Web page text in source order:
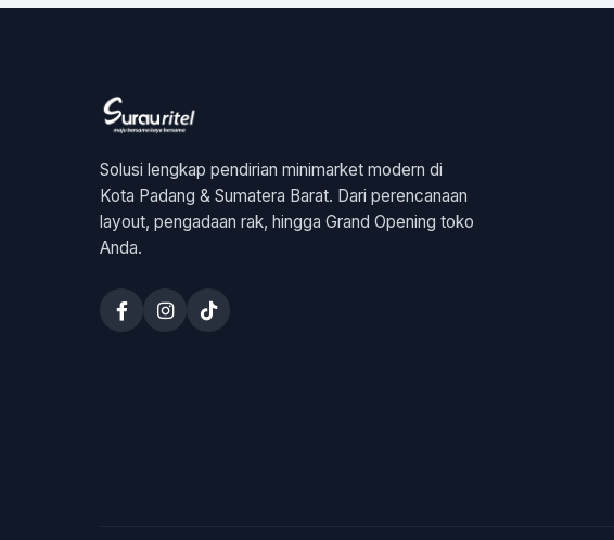
Solusi lengkap pendirian minimarket modern di
Kota Padang & Sumatera Barat. Dari perencanaan
layout, pengadaan rak, hingga Grand Opening toko
Anda.